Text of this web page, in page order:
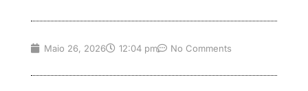
Maio 26, 2026 12:04 pm No Comments